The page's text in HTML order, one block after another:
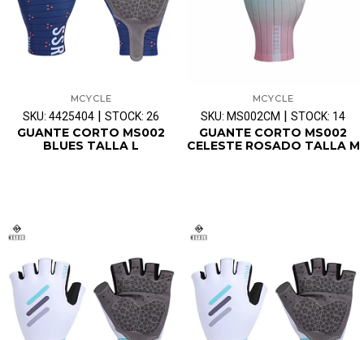
MCYCLE
SKU: 4425404 | STOCK: 26
GUANTE CORTO MS002
BLUES TALLA L
MCYCLE
SKU: MS002CM | STOCK: 14
GUANTE CORTO MS002
CELESTE ROSADO TALLA M